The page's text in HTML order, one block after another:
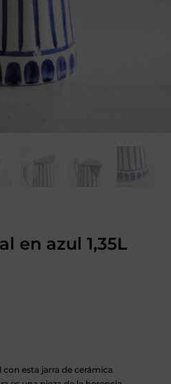
en azul 1,35L
esta jarra de cerámica